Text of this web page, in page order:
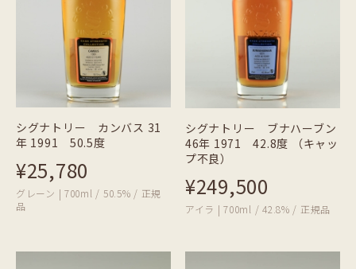
シグナトリー カンバス 31
年 1991 50.5度
¥25,780
グレーン | 700ml / 50.5% / 正規
品
シグナトリー ブナハーブン
46年 1971 42.8度 （キャッ
プ不良）
¥249,500
アイラ | 700ml / 42.8% / 正規品